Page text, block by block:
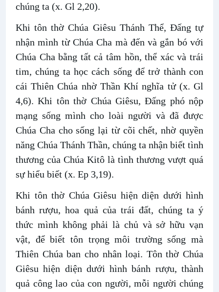
chúng ta (x. Gl 2,20).
Khi tôn thờ Chúa Giêsu Thánh Thể, Đấng tự
nhận mình từ Chúa Cha mà đến và gắn bó với
Chúa Cha bằng tất cả tâm hồn, thể xác và trái
tim, chúng ta học cách sống để trở thành con
cái Thiên Chúa nhờ Thần Khí nghĩa tử (x. Gl
4,6). Khi tôn thờ Chúa Giêsu, Đấng phó nộp
mạng sống mình cho loài người và đã được
Chúa Cha cho sống lại từ cõi chết, nhờ quyền
năng Chúa Thánh Thần, chúng ta nhận biết tình
thương của Chúa Kitô là tình thương vượt quá
sự hiểu biết (x. Ep 3,19).
Khi tôn thờ Chúa Giêsu hiện diện dưới hình
bánh rượu, hoa quả của trái đất, chúng ta ý
thức mình không phải là chủ và sở hữu vạn
vật, để biết tôn trọng môi trường sống mà
Thiên Chúa ban cho nhân loại. Tôn thờ Chúa
Giêsu hiện diện dưới hình bánh rượu, thành
quả công lao của con người, mỗi người chúng